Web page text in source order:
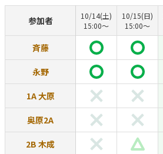
参加者
10/14(土)
15:00〜
10/15(日)
15:00〜
斉藤
永野
1A 大原
奥原2A
2B 木成